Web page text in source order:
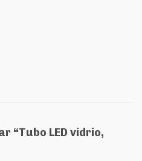
“Tubo LED vidrio,